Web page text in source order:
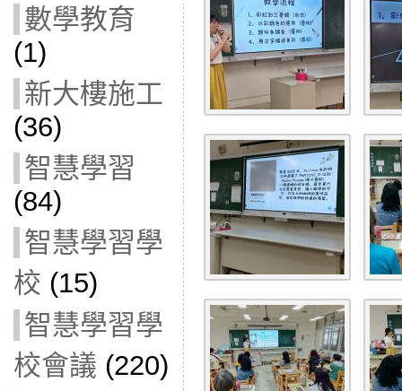
數學教育
(1)
新大樓施工
(36)
智慧學習
(84)
智慧學習學
校 (15)
智慧學習學
校會議 (220)